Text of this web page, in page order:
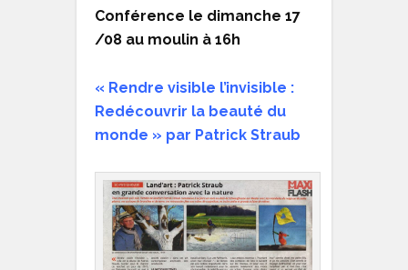
Conférence le dimanche 17
/08 au moulin à 16h
« Rendre visible l’invisible :
Redécouvrir la beauté du
monde » par Patrick Straub